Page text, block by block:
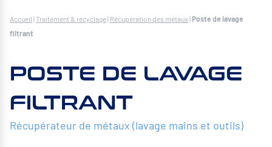
Accueil |Traitement & recyclage| Récupération des métaux |Poste de lavage
filtrant
POSTE DE LAVAGE
FILTRANT
Récupérateur de métaux (lavage mains et outils)